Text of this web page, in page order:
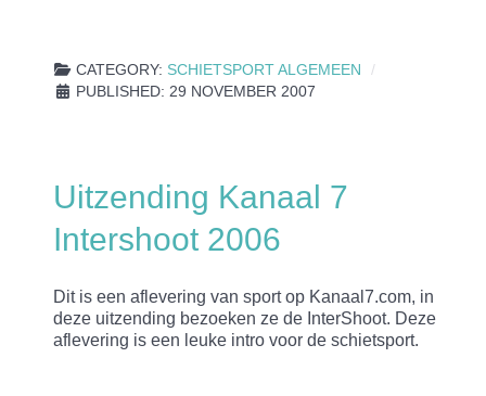
CATEGORY: SCHIETSPORT ALGEMEEN
PUBLISHED: 29 NOVEMBER 2007
Uitzending Kanaal 7
Intershoot 2006
Dit is een aflevering van sport op Kanaal7.com, in
deze uitzending bezoeken ze de InterShoot. Deze
aflevering is een leuke intro voor de schietsport.